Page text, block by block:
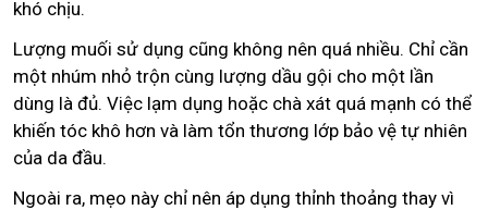
khó chịu.
Lượng muối sử dụng cũng không nên quá nhiều. Chỉ cần
một nhúm nhỏ trộn cùng lượng dầu gội cho một lần
dùng là đủ. Việc lạm dụng hoặc chà xát quá mạnh có thể
khiến tóc khô hơn và làm tổn thương lớp bảo vệ tự nhiên
của da đầu.
Ngoài ra, mẹo này chỉ nên áp dụng thỉnh thoảng thay vì